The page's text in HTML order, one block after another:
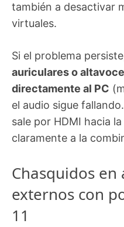
también a desactivar
virtuales.
Si el problema
auriculares o
directamente al PC
el audio sigue
sale por HDMI hacia
claramente a la
Chasquidos en
externos con
11